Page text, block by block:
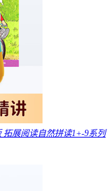
拓展阅读自然拼读1+-9系列